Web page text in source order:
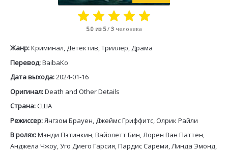
5.0 из 5/ 3 человека
Жанр:Криминал, Детектив, Триллер, Драма
Перевод:BaibaKo
Дата выхода:2024-01-16
Оригинал:Death and Other Details
Страна:США
Режиссер: Янгзом Брауен, Джеймс Гриффитс, Олрик Райли
В ролях:Мэнди Пэтинкин, Вайолетт Бин, Лорен Ван Паттен,
Анджела Чжоу, Уго Диего Гарсия, Пардис Сареми, Линда Эмонд,